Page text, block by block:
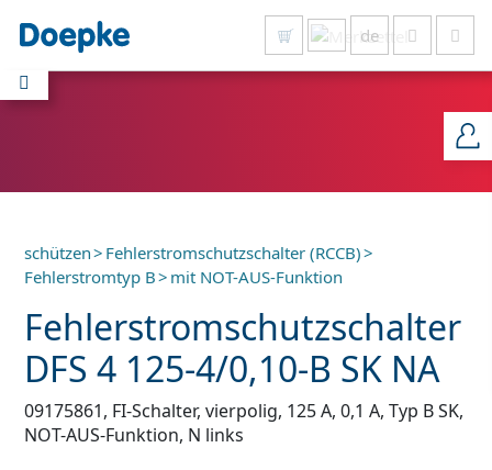
de
schützen> Fehlerstromschutzschalter (RCCB)>
Fehlerstromtyp B> mit NOT-AUS-Funktion
Fehlerstromschutzschalter
DFS 4 125-4/0,10-B SK NA
09175861, FI-Schalter, vierpolig, 125 A, 0,1 A, Typ B SK,
NOT-AUS-Funktion, N links